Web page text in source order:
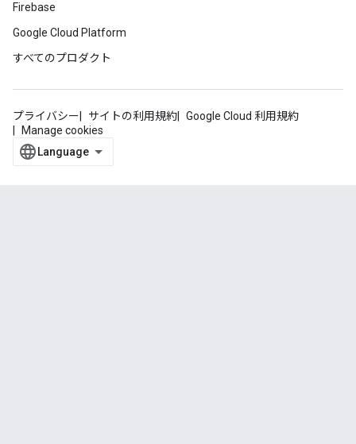
Firebase
Google Cloud Platform
すべてのプロダクト
プライバシー サイトの利用規約
Google Cloud 利用規約
Manage cookies